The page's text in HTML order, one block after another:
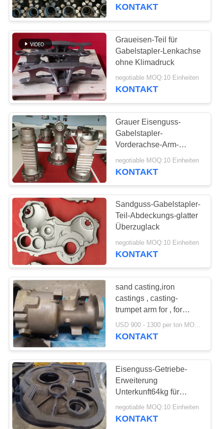
TRETEN
SIE
MIT
UNS
IN
VERBINDUNG
NACHRICHTEN
FORDERN
SIE
EIN
ZITAT
SITEMAP
PRIVACY
POLICY
Fluglageanzeiger-
Castings
Gegengewicht
Gabelstapler-Teile
30
KONTAKT
Graueisen-Teil für
Gabelstapler-Lenkachse
ohne Klimadruck
negotiable MOQ:10 Einheiten
KONTAKT
Grauer Eisenguss-
Gabelstapler-
Vorderachse-Arm-
genaues Maß mit
Endbeschichtung
negotiable MOQ:10 Einheiten
KONTAKT
Sandguss-Gabelstapler-
Teil-Abdeckungs-glatter
Überzuglack
negotiable MOQ:10 Einheiten
KONTAKT
sand casting,iron
castings , casting-
trumpet arm for , for
forklift truck industrial
vehicles
USD 900 - 1300 per ton MOQ:10 Einheiten
KONTAKT
Eisenguss-Getriebe-
Erweiterung
Unterkunft64kg für
Gabelstapler
negotiable MOQ:10 Einheiten
KONTAKT